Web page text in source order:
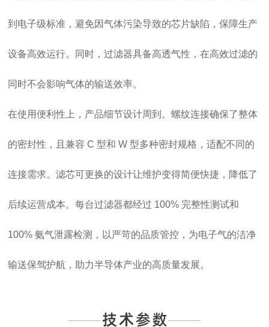
到电子级标准，避免因气体污染导致的芯片缺陷，保障生产
设备高效运行。同时，过滤器具备高透气性，在高效过滤的
同时不会影响气体的输送效率。
在使用便利性上，产品细节设计周到。螺纹连接确保了整体
的密封性，且兼容 C 型和 W 型多种密封规格，适配不同的
连接需求。滤芯可更换的设计让维护变得简便快捷，降低了
后续运营成本。每台过滤器都经过 100% 完整性测试和
100% 氨气泄露检测，以严苛的品质管控，为电子气的洁净
输送保驾护航，助力半导体产业的高质量发展。